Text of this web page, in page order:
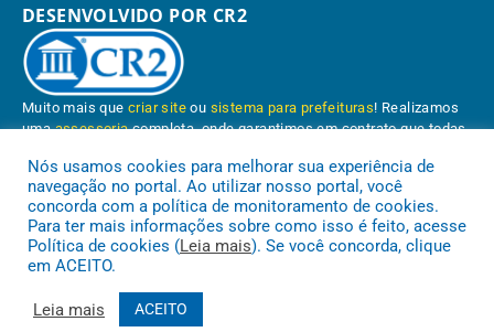
DESENVOLVIDO POR CR2
Muito mais quecriar site ou sistema para prefeituras! Realizamos
umaassessoriacompleta, onde garantimos em contrato que todas
Conheça oPNTP e oRadar da Transparência Pública
Nós usamos cookies para melhorar sua experiência de
navegação no portal. Ao utilizar nosso portal, você
concorda com a política de monitoramento de cookies.
Para ter mais informações sobre como isso é feito, acesse
Política de cookies (Leia mais). Se você concorda, clique
em ACEITO.
Leia mais ACEITO